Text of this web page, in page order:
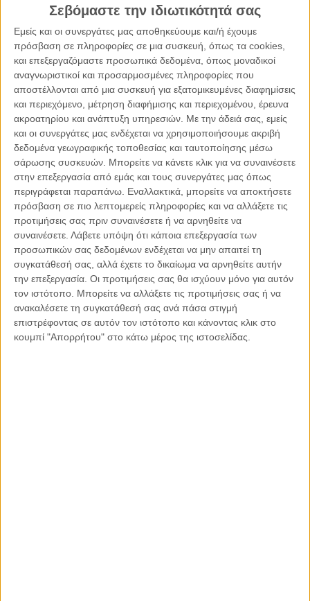
Σεβόμαστε την ιδιωτικότητά σας
Εμείς και οι συνεργάτες μας αποθηκεύουμε και/ή έχουμε
πρόσβαση σε πληροφορίες σε μια συσκευή, όπως τα cookies,
και επεξεργαζόμαστε προσωπικά δεδομένα, όπως μοναδικοί
αναγνωριστικοί και προσαρμοσμένες πληροφορίες που
αποστέλλονται από μια συσκευή για εξατομικευμένες διαφημίσεις
και περιεχόμενο, μέτρηση διαφήμισης και περιεχομένου, έρευνα
ακροατηρίου και ανάπτυξη υπηρεσιών. Με την άδειά σας, εμείς
και οι συνεργάτες μας ενδέχεται να χρησιμοποιήσουμε ακριβή
δεδομένα γεωγραφικής τοποθεσίας και ταυτοποίησης μέσω
σάρωσης συσκευών. Μπορείτε να κάνετε κλικ για να συναινέσετε
στην επεξεργασία από εμάς και τους συνεργάτες μας όπως
περιγράφεται παραπάνω. Εναλλακτικά, μπορείτε να αποκτήσετε
πρόσβαση σε πιο λεπτομερείς πληροφορίες και να αλλάξετε τις
προτιμήσεις σας πριν συναινέσετε ή να αρνηθείτε να
συναινέσετε. Λάβετε υπόψη ότι κάποια επεξεργασία των
προσωπικών σας δεδομένων ενδέχεται να μην απαιτεί τη
συγκατάθεσή σας, αλλά έχετε το δικαίωμα να αρνηθείτε αυτήν
την επεξεργασία. Οι προτιμήσεις σας θα ισχύουν μόνο για αυτόν
τον ιστότοπο. Μπορείτε να αλλάξετε τις προτιμήσεις σας ή να
ανακαλέσετε τη συγκατάθεσή σας ανά πάσα στιγμή
επιστρέφοντας σε αυτόν τον ιστότοπο και κάνοντας κλικ στο
κουμπί "Απορρήτου" στο κάτω μέρος της ιστοσελίδας.
Φέτος όμως ας απολαύσουμε αυτή τη μέρα με σεβασμό
στον κόπο και τον αγώνα που δώσαμε όλοι μαζί και ο
καθένας ξεχωριστά όλον αυτό τον καιρό… Οι
απαγορεύσεις λόγω της πανδημίας δεν αναιρούν τις άγιες
αυτές κατανυκτικές μέρες και την ορθόδοξη σημασία τους,
ούτε τις παραδόσεις μας, αντίθετα ας αποτελέσουν δύναμη
της δύσκολης αυτής κατάστασης, χωρίς εγωισμούς, με
κοινωνική και ατομική ευθύνη και έμπρακτη αγάπη. Τα
χαμόγελα δεν πρέπει να λείψουν ακόμα και κάτω από τις
μάσκες, το οφείλουμε στον εαυτό μας!
Υπομονή λοιπόν, λέξη δύσκολη, όλοι έχουμε κουραστεί και
μας έχουν λείψει πολλά αλλά λίγο έμεινε, τελειώνει κι
αυτό… και είμαστε καλά! Αξίζει για όλα αυτά τα ωραία που
θα έρθουν να αντέξουμε λίγο ακόμα και να πράξουμε με
σύνεση!
Καλή Ανάσταση! Χαρούμενη Λαμπρή!
Η Κατερίνα Αποστολίδου είναι βρεφονηπιοκόμος